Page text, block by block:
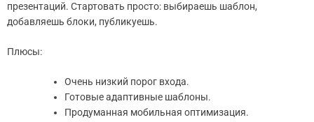
презентаций. Стартовать просто: выбираешь шаблон,
добавляешь блоки, публикуешь.
Плюсы:
Очень низкий порог входа.
Готовые адаптивные шаблоны.
Продуманная мобильная оптимизация.